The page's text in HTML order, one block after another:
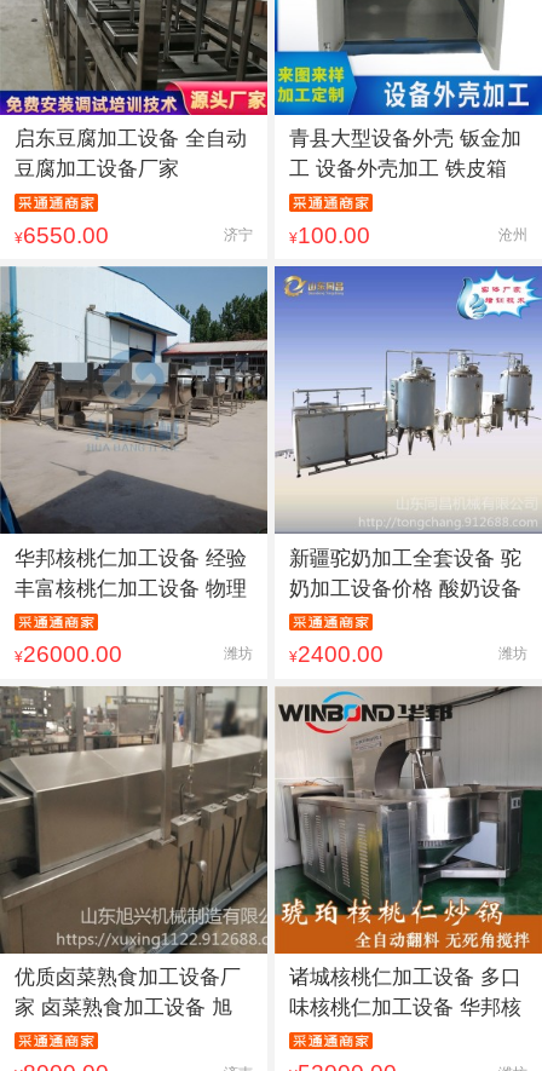
启东豆腐加工设备 全自动
豆腐加工设备厂家
¥6550.00 济宁
青县大型设备外壳 钣金加
工 设备外壳加工 铁皮箱
¥100.00 沧州
华邦核桃仁加工设备 经验
丰富核桃仁加工设备 物理
¥26000.00 潍坊
新疆驼奶加工全套设备 驼
奶加工设备价格 酸奶设备
¥2400.00 潍坊
优质卤菜熟食加工设备厂
家 卤菜熟食加工设备 旭
诸城核桃仁加工设备 多口
味核桃仁加工设备 华邦核